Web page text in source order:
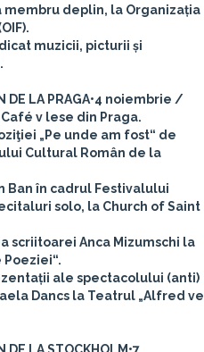
membru deplin, la Organizația
muzicii, picturii și
DE LA PRAGA•4 noiembrie /
v lese din Praga.
„Pe unde am fost“ de
Cultural Român de la
Ban în cadrul Festivalului
solo, la Church of Saint
scriitoarei Anca Mizumschi la
ale spectacolului (anti)
Dancs la Teatrul „Alfred ve